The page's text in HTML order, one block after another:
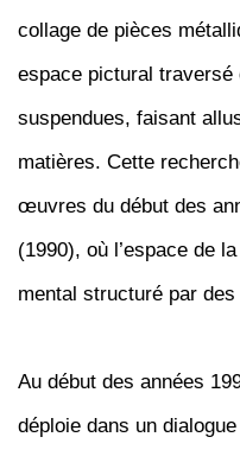
collage de pièces
espace pictural
suspendues, faisant
matières. Cette
œuvres du début des
(1990), où l’espace de
mental structuré par
Au début des années
déploie dans un